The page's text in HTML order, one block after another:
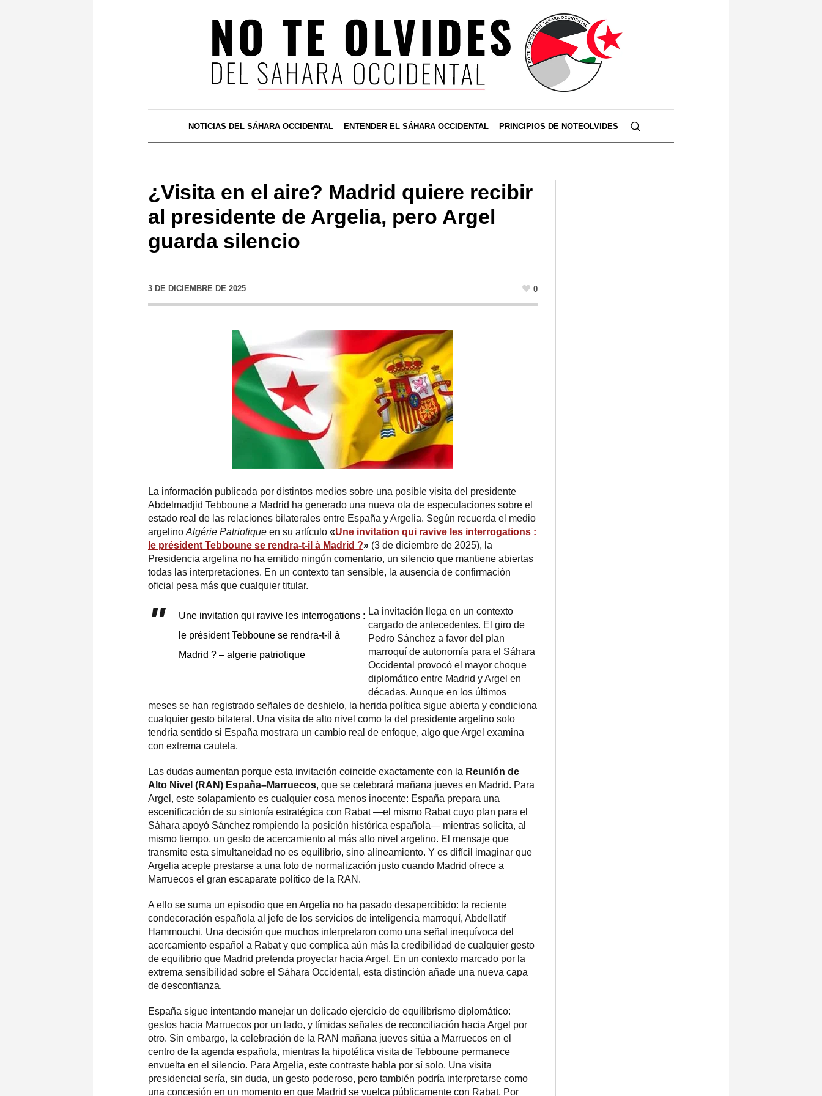
NOTICIAS DEL SÁHARA OCCIDENTAL ENTENDER EL SÁHARA OCCIDENTAL PRINCIPIOS DE NOTEOLVIDES
¿Visita en el aire? Madrid quiere recibir
al presidente de Argelia, pero Argel
guarda silencio
3 DE DICIEMBRE DE 2025 0
La información publicada por distintos medios sobre una posible visita del presidente
Abdelmadjid Tebboune a Madrid ha generado una nueva ola de especulaciones sobre el
estado real de las relaciones bilaterales entre España y Argelia. Según recuerda el medio
argelino Algérie Patriotique en su artículo «Une invitation qui ravive les interrogations :
le président Tebboune se rendra-t-il à Madrid ?» (3 de diciembre de 2025), la
Presidencia argelina no ha emitido ningún comentario, un silencio que mantiene abiertas
todas las interpretaciones. En un contexto tan sensible, la ausencia de confirmación
oficial pesa más que cualquier titular.
Une invitation qui ravive les interrogations :
le président Tebboune se rendra-t-il à
Madrid ? – algerie patriotique
La invitación llega en un contexto
cargado de antecedentes. El giro de
Pedro Sánchez a favor del plan
marroquí de autonomía para el Sáhara
Occidental provocó el mayor choque
diplomático entre Madrid y Argel en
décadas. Aunque en los últimos
meses se han registrado señales de deshielo, la herida política sigue abierta y condiciona
cualquier gesto bilateral. Una visita de alto nivel como la del presidente argelino solo
tendría sentido si España mostrara un cambio real de enfoque, algo que Argel examina
con extrema cautela.
Las dudas aumentan porque esta invitación coincide exactamente con la Reunión de
Alto Nivel (RAN) España–Marruecos, que se celebrará mañana jueves en Madrid. Para
Argel, este solapamiento es cualquier cosa menos inocente: España prepara una
escenificación de su sintonía estratégica con Rabat —el mismo Rabat cuyo plan para el
Sáhara apoyó Sánchez rompiendo la posición histórica española— mientras solicita, al
mismo tiempo, un gesto de acercamiento al más alto nivel argelino. El mensaje que
transmite esta simultaneidad no es equilibrio, sino alineamiento. Y es difícil imaginar que
Argelia acepte prestarse a una foto de normalización justo cuando Madrid ofrece a
Marruecos el gran escaparate político de la RAN.
A ello se suma un episodio que en Argelia no ha pasado desapercibido: la reciente
condecoración española al jefe de los servicios de inteligencia marroquí, Abdellatif
Hammouchi. Una decisión que muchos interpretaron como una señal inequívoca del
acercamiento español a Rabat y que complica aún más la credibilidad de cualquier gesto
de equilibrio que Madrid pretenda proyectar hacia Argel. En un contexto marcado por la
extrema sensibilidad sobre el Sáhara Occidental, esta distinción añade una nueva capa
de desconfianza.
España sigue intentando manejar un delicado ejercicio de equilibrismo diplomático:
gestos hacia Marruecos por un lado, y tímidas señales de reconciliación hacia Argel por
otro. Sin embargo, la celebración de la RAN mañana jueves sitúa a Marruecos en el
centro de la agenda española, mientras la hipotética visita de Tebboune permanece
envuelta en el silencio. Para Argelia, este contraste habla por sí solo. Una visita
presidencial sería, sin duda, un gesto poderoso, pero también podría interpretarse como
una concesión en un momento en que Madrid se vuelca públicamente con Rabat. Por